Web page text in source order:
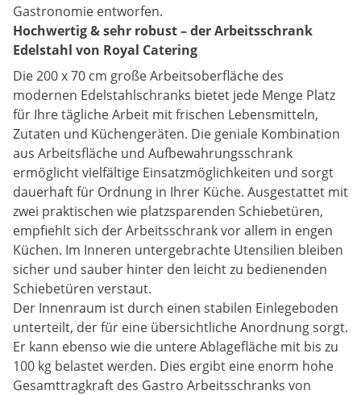
Gastronomie entworfen.
Hochwertig & sehr robust – der Arbeitsschrank
Edelstahl von Royal Catering
Die 200 x 70 cm große Arbeitsoberfläche des
modernen Edelstahlschranks bietet jede Menge Platz
für Ihre tägliche Arbeit mit frischen Lebensmitteln,
Zutaten und Küchengeräten. Die geniale Kombination
aus Arbeitsfläche und Aufbewahrungsschrank
ermöglicht vielfältige Einsatzmöglichkeiten und sorgt
dauerhaft für Ordnung in Ihrer Küche. Ausgestattet mit
zwei praktischen wie platzsparenden Schiebetüren,
empfiehlt sich der Arbeitsschrank vor allem in engen
Küchen. Im Inneren untergebrachte Utensilien bleiben
sicher und sauber hinter den leicht zu bedienenden
Schiebetüren verstaut.
Der Innenraum ist durch einen stabilen Einlegeboden
unterteilt, der für eine übersichtliche Anordnung sorgt.
Er kann ebenso wie die untere Ablagefläche mit bis zu
100 kg belastet werden. Dies ergibt eine enorm hohe
Gesamttragkraft des Gastro Arbeitsschranks von